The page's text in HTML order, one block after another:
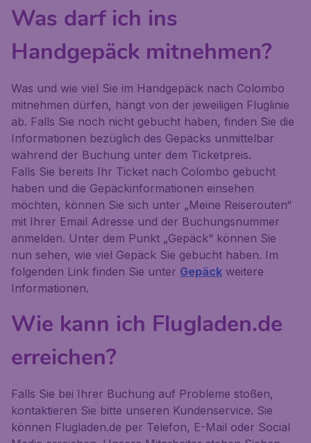
Was darf ich ins
Handgepäck mitnehmen?
Was und wie viel Sie im Handgepäck nach Colombo
mitnehmen dürfen, hängt von der jeweiligen Fluglinie
ab. Falls Sie noch nicht gebucht haben, finden Sie die
Informationen bezüglich des Gepäcks unmittelbar
während der Buchung unter dem Ticketpreis.
Falls Sie bereits Ihr Ticket nach Colombo gebucht
haben und die Gepäckinformationen einsehen
möchten, können Sie sich unter „Meine Reiserouten“
mit Ihrer Email Adresse und der Buchungsnummer
anmelden. Unter dem Punkt „Gepäck“ können Sie
nun sehen, wie viel Gepäck Sie gebucht haben. Im
folgenden Link finden Sie unter Gepäck weitere
Informationen.
Wie kann ich Flugladen.de
erreichen?
Falls Sie bei Ihrer Buchung auf Probleme stoßen,
kontaktieren Sie bitte unseren Kundenservice. Sie
können Flugladen.de per Telefon, E-Mail oder Social